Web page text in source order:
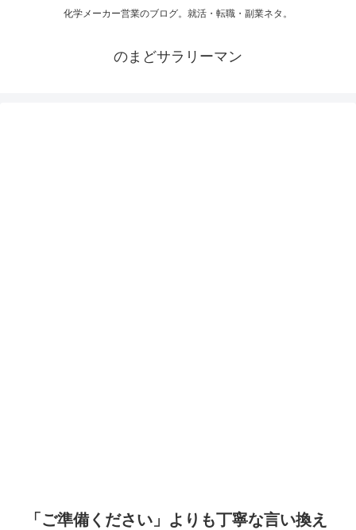
化学メーカー営業のブログ。就活・転職・副業ネタ。
のまどサラリーマン
「ご準備ください」よりも丁寧な言い換え